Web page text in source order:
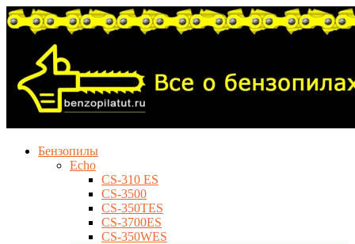
Бензопилы
Echo
CS-310 ES
CS-3500
CS-350TES
CS-3700ES
CS-350WES